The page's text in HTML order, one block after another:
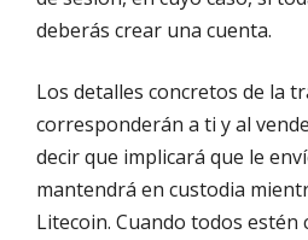
deberás crear una cuenta.
Los detalles concretos de la
corresponderán a ti y al
decir que implicará que le
mantendrá en custodia
Litecoin. Cuando todos